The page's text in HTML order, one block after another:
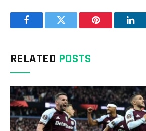
FacebookTwitter Pinterest
RELATED POSTS